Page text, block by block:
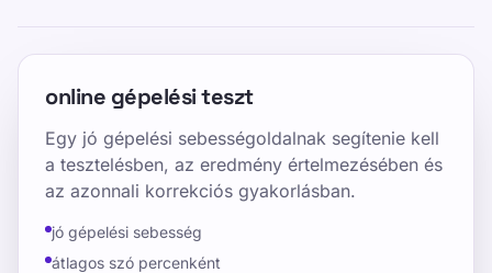
online gépelési teszt
Egy jó gépelési sebességoldalnak segítenie kell
a tesztelésben, az eredmény értelmezésében és
az azonnali korrekciós gyakorlásban.
jó gépelési sebesség
átlagos szó percenként